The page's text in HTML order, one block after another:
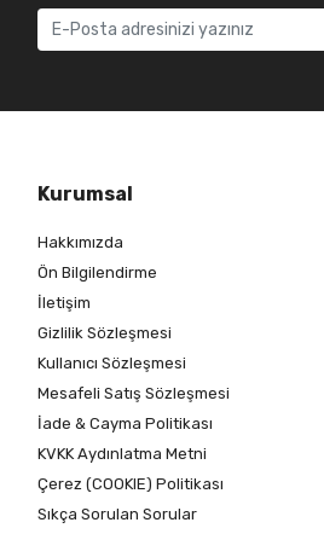
Kurumsal
Hakkımızda
Ön Bilgilendirme
İletişim
Gizlilik Sözleşmesi
Kullanıcı Sözleşmesi
Mesafeli Satış Sözleşmesi
İade & Cayma Politikası
KVKK Aydınlatma Metni
Çerez (COOKIE) Politikası
Sıkça Sorulan Sorular